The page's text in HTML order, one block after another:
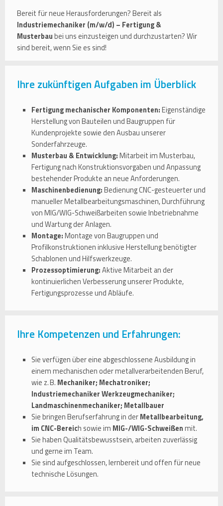
Bereit für neue Herausforderungen? Bereit als
Industriemechaniker (m/w/d) – Fertigung &
Musterbaubei uns einzusteigen und durchzustarten? Wir
sind bereit, wenn Sie es sind!
Ihre zukünftigen Aufgaben im Überblick
Fertigung mechanischer Komponenten:Eigenständige
Herstellung von Bauteilen und Baugruppen für
Kundenprojekte sowie den Ausbau unserer
Sonderfahrzeuge.
Musterbau & Entwicklung:Mitarbeit im Musterbau,
Fertigung nach Konstruktionsvorgaben und Anpassung
bestehender Produkte an neue Anforderungen.
Maschinenbedienung:Bedienung CNC-gesteuerter und
manueller Metallbearbeitungsmaschinen, Durchführung
von MIG/WIG-Schweißarbeiten sowie Inbetriebnahme
und Wartung der Anlagen.
Montage:Montage von Baugruppen und
Profilkonstruktionen inklusive Herstellung benötigter
Schablonen und Hilfswerkzeuge.
Prozessoptimierung:Aktive Mitarbeit an der
kontinuierlichen Verbesserung unserer Produkte,
Fertigungsprozesse und Abläufe.
Ihre Kompetenzen und Erfahrungen:
Sie verfügen über eine abgeschlossene Ausbildung in
einem mechanischen oder metallverarbeitenden Beruf,
wie z. B. Mechaniker; Mechatroniker;
Industriemechaniker Werkzeugmechaniker;
Landmaschinenmechaniker; Metallbauer
Sie bringen Berufserfahrung in derMetallbearbeitung,
im CNC-Bereich sowie im MIG-/WIG-Schweißenmit.
Sie haben Qualitätsbewusstsein, arbeiten zuverlässig
und gerne im Team.
Sie sind aufgeschlossen, lernbereit und offen für neue
technische Lösungen.